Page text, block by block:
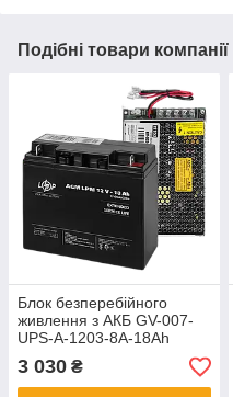
Подібні товари компанії
Блок безперебійного
живлення з АКБ GV-007-
UPS-A-1203-8A-18Ah
3 030 ₴